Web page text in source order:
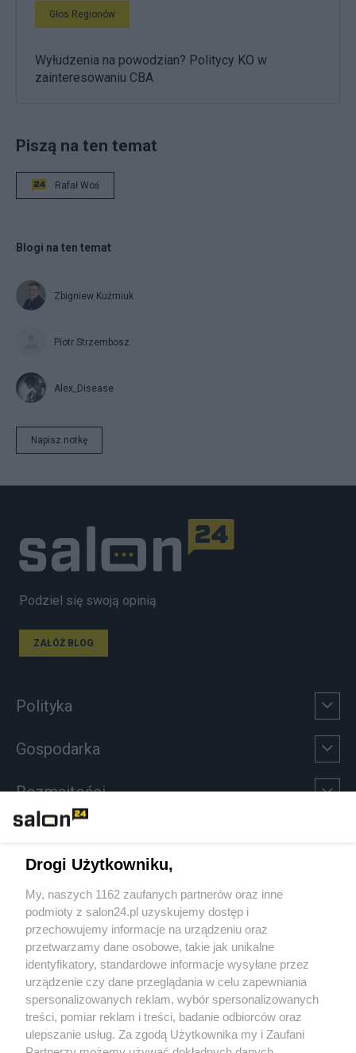
Głos Regionów
Wyłudzenia na powodzian? Politycy KO w
zainteresowaniu CBA
Piszą na ten temat
Rafał Woś
Blogi na ten temat
Zbigniew Kuźmiuk
Piotr Strzembosz
Alex_Disease
Napisz notkę
Podziel się swoją opinią
ZAŁÓŻ BLOG
Polityka
Gospodarka
Rozmaitości
Sport
Społeczeństwo
Kultura
X Facebook Instagram Youtube
Drogi Użytkowniku,
My, naszych 1162 zaufanych partnerów oraz inne
podmioty z salon24.pl uzyskujemy dostęp i
przechowujemy informacje na urządzeniu oraz
przetwarzamy dane osobowe, takie jak unikalne
identyfikatory, standardowe informacje wysyłane przez
urządzenie czy dane przeglądania w celu zapewniania
spersonalizowanych reklam, wybór spersonalizowanych
treści, pomiar reklam i treści, badanie odbiorców oraz
ulepszanie usług. Za zgodą Użytkownika my i Zaufani